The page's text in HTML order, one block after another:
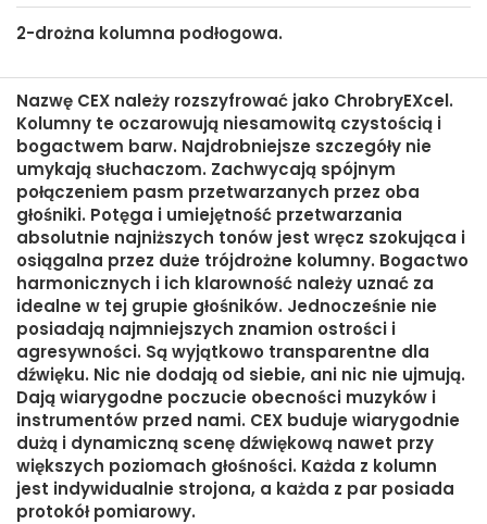
2-drożna kolumna podłogowa.
Nazwę CEX należy rozszyfrować jako ChrobryEXcel.
Kolumny te oczarowują niesamowitą czystością i
bogactwem barw. Najdrobniejsze szczegóły nie
umykają słuchaczom. Zachwycają spójnym
połączeniem pasm przetwarzanych przez oba
głośniki. Potęga i umiejętność przetwarzania
absolutnie najniższych tonów jest wręcz szokująca i
osiągalna przez duże trójdrożne kolumny. Bogactwo
harmonicznych i ich klarowność należy uznać za
idealne w tej grupie głośników. Jednocześnie nie
posiadają najmniejszych znamion ostrości i
agresywności. Są wyjątkowo transparentne dla
dźwięku. Nic nie dodają od siebie, ani nic nie ujmują.
Dają wiarygodne poczucie obecności muzyków i
instrumentów przed nami. CEX buduje wiarygodnie
dużą i dynamiczną scenę dźwiękową nawet przy
większych poziomach głośności. Każda z kolumn
jest indywidualnie strojona, a każda z par posiada
protokół pomiarowy.